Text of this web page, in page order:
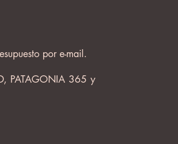
por e-mail.
PATAGONIA 365 y